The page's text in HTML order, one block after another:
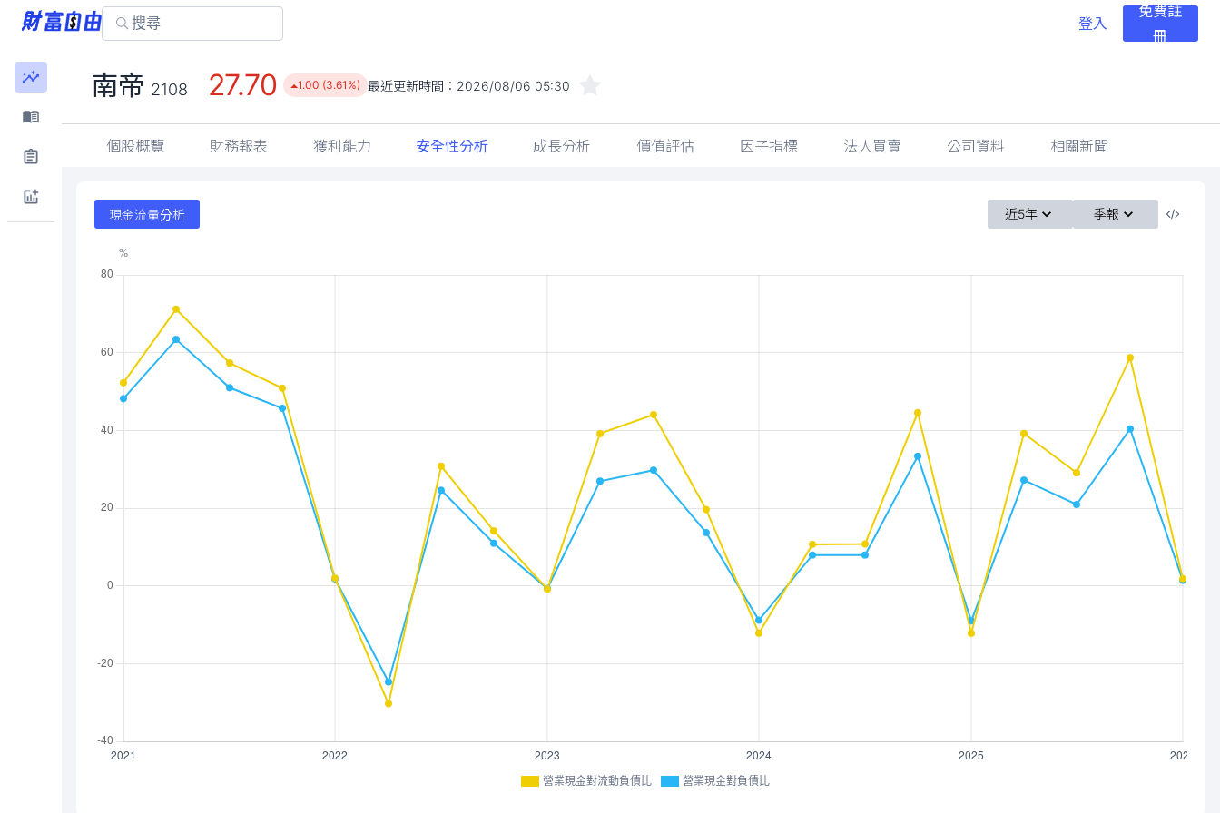
登入
免費註
冊
南帝 2108 27.70 1.00 (3.61%) 最近更新時間： 2026/08/06 05:30
個股概覽 財務報表 獲利能力 安全性分析 成長分析 價值評估 因子指標 法人買賣 公司資料 相關新聞
現金流量分析 近5年 季報
營業現金對流動負債比 營業現金對負債比